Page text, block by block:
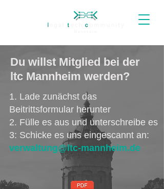
Du willst Mitglied bei der
ltc Mannheim werden?
1. Lade zunächst das
Beitrittsformular herunter
2. Fülle es aus und unterschreibe es
3: Schicke es uns eingescannt an:
verwaltung@ltc-mannheim.de